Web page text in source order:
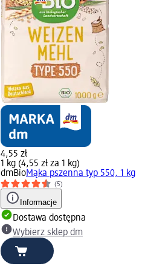
4,55 zł
1 kg (4,55 zł za 1 kg)
dmBioMąka pszenna typ 550, 1 kg
(5)
Informacje
Dostawa dostępna
Wybierz sklep dm